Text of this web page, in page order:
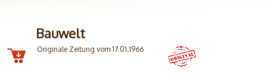
Bauwelt
Originale Zeitung vom 17.01.1966